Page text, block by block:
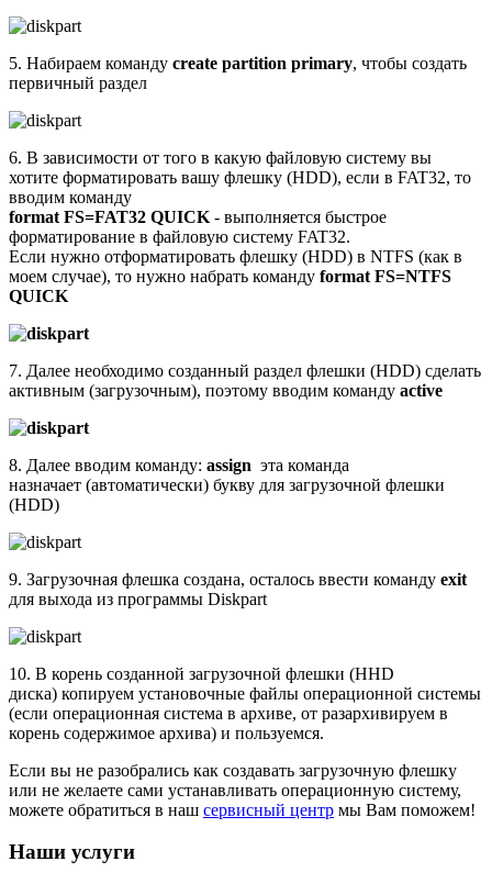
5. Набираем команду create partition primary, чтобы создать
первичный раздел
6. В зависимости от того в какую файловую систему вы
хотите форматировать вашу флешку (HDD), если в FAT32, то
вводим команду
format FS=FAT32 QUICK - выполняется быстрое
форматирование в файловую систему FAT32.
Если нужно отформатировать флешку (HDD) в NTFS (как в
моем случае), то нужно набрать команду format FS=NTFS
QUICK
7. Далее необходимо созданный раздел флешки (HDD) сделать
активным (загрузочным), поэтому вводим команду active
8. Далее вводим команду: assign эта команда
назначает (автоматически) букву для загрузочной флешки
(HDD)
9. Загрузочная флешка создана, осталось ввести команду exit
для выхода из программы Diskpart
10. В корень созданной загрузочной флешки (HHD
диска) копируем установочные файлы операционной системы
(если операционная система в архиве, от разархивируем в
корень содержимое архива) и пользуемся.
Если вы не разобрались как создавать загрузочную флешку
или не желаете сами устанавливать операционную систему,
можете обратиться в наш сервисный центр мы Вам поможем!
Наши услуги